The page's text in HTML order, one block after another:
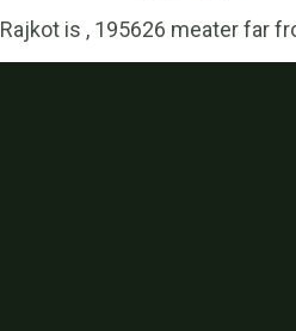
Rajkot is , 195626 meater far